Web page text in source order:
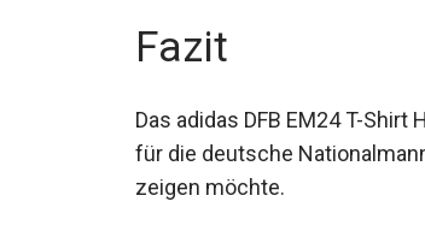
Fazit
Das adidas DFB EM24 T-
für die deutsche
zeigen möchte.